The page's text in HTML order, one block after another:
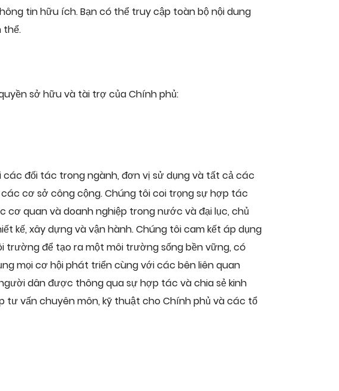
tin hữu ích. Bạn có thể truy cập toàn bộ nội dung
thể.
sở hữu và tài trợ của Chính phủ:
đối tác trong ngành, đơn vị sử dụng và tất cả các
cơ sở công cộng. Chúng tôi coi trọng sự hợp tác
cơ quan và doanh nghiệp trong nước và đại lục, chủ
kế, xây dựng và vận hành. Chúng tôi cam kết áp dụng
để tạo ra một môi trường sống bền vững, có
mọi cơ hội phát triển cùng với các bên liên quan
dân được thông qua sự hợp tác và chia sẻ kinh
tư vấn chuyên môn, kỹ thuật cho Chính phủ và các tổ